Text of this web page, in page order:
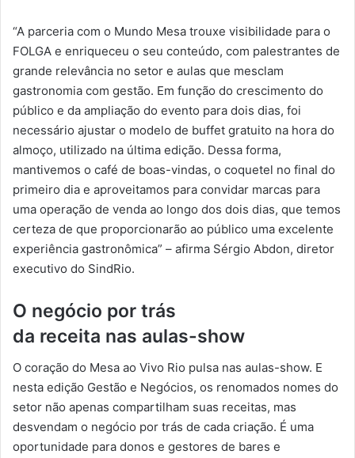
“A parceria com o Mundo Mesa trouxe visibilidade para o
FOLGA e enriqueceu o seu conteúdo, com palestrantes de
grande relevância no setor e aulas que mesclam
gastronomia com gestão. Em função do crescimento do
público e da ampliação do evento para dois dias, foi
necessário ajustar o modelo de buffet gratuito na hora do
almoço, utilizado na última edição. Dessa forma,
mantivemos o café de boas-vindas, o coquetel no final do
primeiro dia e aproveitamos para convidar marcas para
uma operação de venda ao longo dos dois dias, que temos
certeza de que proporcionarão ao público uma excelente
experiência gastronômica” – afirma Sérgio Abdon, diretor
executivo do SindRio.
O negócio por trás
da receita nas aulas-show
O coração do Mesa ao Vivo Rio pulsa nas aulas-show. E
nesta edição Gestão e Negócios, os renomados nomes do
setor não apenas compartilham suas receitas, mas
desvendam o negócio por trás de cada criação. É uma
oportunidade para donos e gestores de bares e